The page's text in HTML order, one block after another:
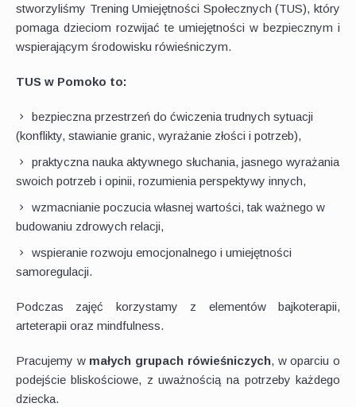
stworzyliśmy Trening Umiejętności Społecznych (TUS), który
pomaga dzieciom rozwijać te umiejętności w bezpiecznym i
wspierającym środowisku rówieśniczym.
TUS w Pomoko to:
bezpieczna przestrzeń do ćwiczenia trudnych sytuacji
(konflikty, stawianie granic, wyrażanie złości i potrzeb),
praktyczna nauka aktywnego słuchania, jasnego wyrażania
swoich potrzeb i opinii, rozumienia perspektywy innych,
wzmacnianie poczucia własnej wartości, tak ważnego w
budowaniu zdrowych relacji,
wspieranie rozwoju emocjonalnego i umiejętności
samoregulacji.
Podczas zajęć korzystamy z elementów bajkoterapii,
arteterapii oraz mindfulness.
Pracujemy w małych grupach rówieśniczych, w oparciu o
podejście bliskościowe, z uważnością na potrzeby każdego
dziecka.